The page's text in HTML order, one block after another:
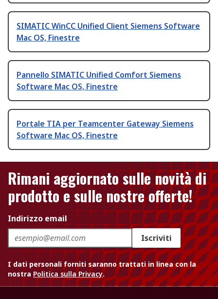
SIMATIC WinCC Unified Client Siemens Software
Mac OS, Finestre
Pannello SIMATIC Unified Comfort Siemens
Software Mac OS, Finestre
Portale TIA per Teamcenter Gateway Siemens
Software Mac OS, Finestre
Rimani aggiornato sulle novità di
prodotto e sulle nostre offerte!
Indirizzo email
Iscriviti
I dati personali forniti saranno trattati in linea con la
nostra Politica sulla Privacy.